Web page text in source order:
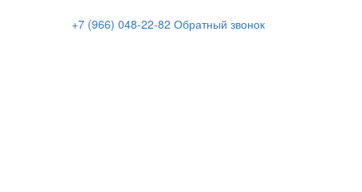
+7 (966) 048-22-82 Обратный звонок